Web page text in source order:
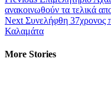
ανακοινωθούν τα τελικά
Next Συνελήφθη 37χρονος
Καλαμάτα
More Stories